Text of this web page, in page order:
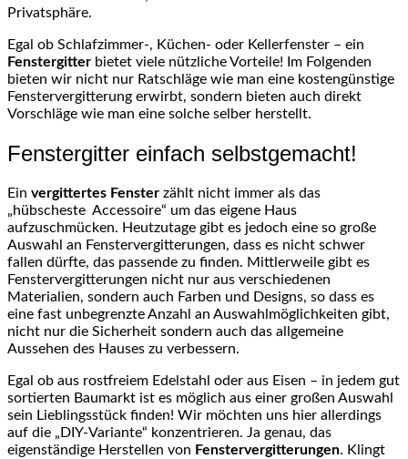
Privatsphäre.
Egal ob Schlafzimmer-, Küchen- oder Kellerfenster – ein
Fenstergitter bietet viele nützliche Vorteile! Im Folgenden
bieten wir nicht nur Ratschläge wie man eine kostengünstige
Fenstervergitterung erwirbt, sondern bieten auch direkt
Vorschläge wie man eine solche selber herstellt.
Fenstergitter einfach selbstgemacht!
Ein vergittertes Fenster zählt nicht immer als das
„hübscheste Accessoire“ um das eigene Haus
aufzuschmücken. Heutzutage gibt es jedoch eine so große
Auswahl an Fenstervergitterungen, dass es nicht schwer
fallen dürfte, das passende zu finden. Mittlerweile gibt es
Fenstervergitterungen nicht nur aus verschiedenen
Materialien, sondern auch Farben und Designs, so dass es
eine fast unbegrenzte Anzahl an Auswahlmöglichkeiten gibt,
nicht nur die Sicherheit sondern auch das allgemeine
Aussehen des Hauses zu verbessern.
Egal ob aus rostfreiem Edelstahl oder aus Eisen – in jedem gut
sortierten Baumarkt ist es möglich aus einer großen Auswahl
sein Lieblingsstück finden! Wir möchten uns hier allerdings
auf die „DIY-Variante“ konzentrieren. Ja genau, das
eigenständige Herstellen von Fenstervergitterungen. Klingt